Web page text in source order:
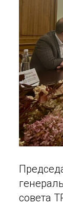
совета